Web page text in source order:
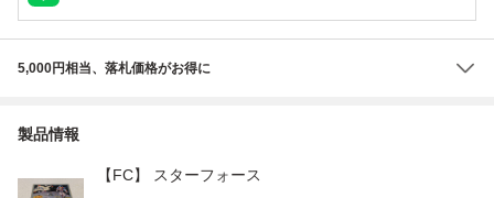
5,000円相当、落札価格がお得に
製品情報
【FC】 スターフォース